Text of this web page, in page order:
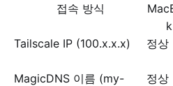
접속 방식
k
Tailscale IP (100.x.x.x) 정상
MagicDNS 이름 (my-
정상